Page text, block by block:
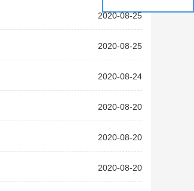
2020-08-25
2020-08-25
2020-08-24
2020-08-20
2020-08-20
2020-08-20